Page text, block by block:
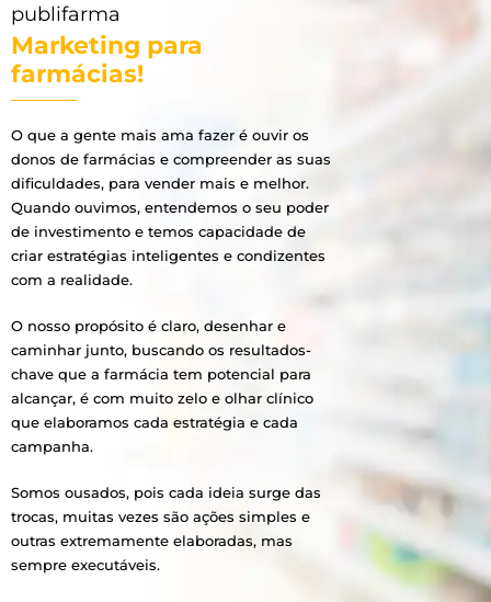
publifarma
Marketing para
farmácias!
O que a gente mais ama fazer é ouvir os
donos de farmácias e compreender as suas
dificuldades, para vender mais e melhor.
Quando ouvimos, entendemos o seu poder
de investimento e temos capacidade de
criar estratégias inteligentes e condizentes
com a realidade.
O nosso propósito é claro, desenhar e
caminhar junto, buscando os resultados-
chave que a farmácia tem potencial para
alcançar, é com muito zelo e olhar clínico
que elaboramos cada estratégia e cada
campanha.
Somos ousados, pois cada ideia surge das
trocas, muitas vezes são ações simples e
outras extremamente elaboradas, mas
sempre executáveis.